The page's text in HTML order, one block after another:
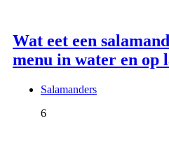
Wat eet een
menu in water en op
Salamanders
6